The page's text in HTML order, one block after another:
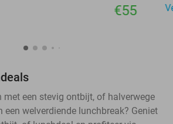
€55
met een stevig ontbijt, of halverwege
een welverdiende lunchbreak? Geniet